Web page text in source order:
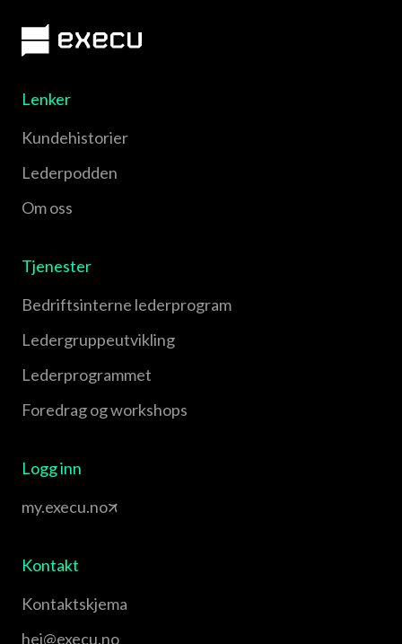
Lenker
Kundehistorier
Lederpodden
Om oss
Tjenester
Bedriftsinterne lederprogram
Leder­gruppe­utvikling
Leder­programmet
Foredrag og workshops
Logg inn
my.execu.no
Kontakt
Kontaktskjema
hei@execu.no